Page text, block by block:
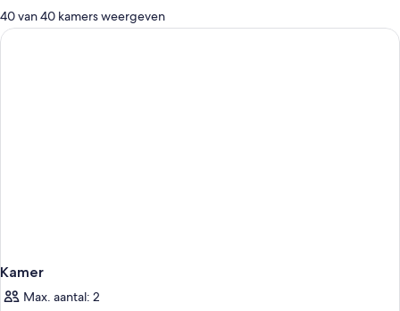
voor
kamers
40 van 40 kamers weergeven
Kamer
Max. aantal: 2